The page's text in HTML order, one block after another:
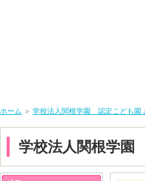
ホーム ＞ 学校法人関根学園 認定こども園
学校法人関根学